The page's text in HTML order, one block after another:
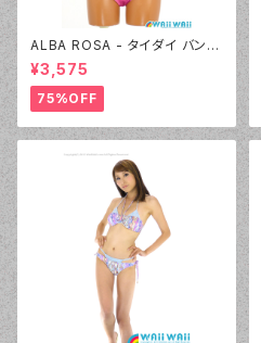
ALBA ROSA - タイダイ バンド
ゥ（14407 - 12:ピンク）
¥3,575
75%OFF